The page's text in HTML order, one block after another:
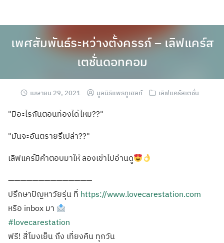
เพศสัมพันธ์ระหว่างตั้งครรภ์ – เลิฟแคร์ส
เตชั่นดอทคอม
เมษายน 29, 2021 มูลนิธิแพธทูเฮลท์ เลิฟแคร์สเตชั่น
"มีอะไรกันตอนท้องได้ไหม??"
"มันจะอันตรายรึเปล่า??"
เลิฟแคร์มีคำตอบมาให้ ลองเข้าไปอ่านดู
——————————————
ปรึกษาปัญหาวัยรุ่น ที่ https://www.lovecarestation.com
หรือ inbox มา
#lovecarestation
ฟรี! สี่โมงเย็น ถึง เที่ยงคืน ทุกวัน